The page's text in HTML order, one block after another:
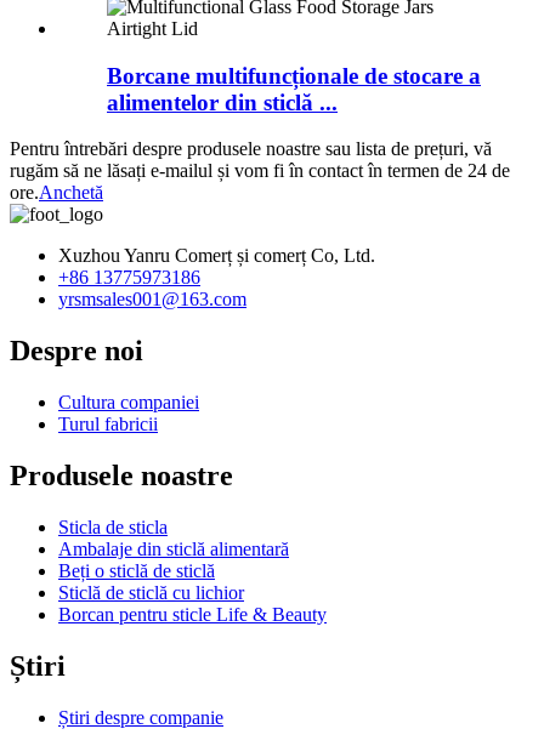
Borcane multifuncționale de stocare a
alimentelor din sticlă ...
Pentru întrebări despre produsele noastre sau lista de prețuri, vă
rugăm să ne lăsați e-mailul și vom fi în contact în termen de 24 de
ore.Anchetă
Xuzhou Yanru Comerț și comerț Co, Ltd.
+86 13775973186
yrsmsales001@163.com
Despre noi
Cultura companiei
Turul fabricii
Produsele noastre
Sticla de sticla
Ambalaje din sticlă alimentară
Beți o sticlă de sticlă
Sticlă de sticlă cu lichior
Borcan pentru sticle Life & Beauty
Știri
Știri despre companie